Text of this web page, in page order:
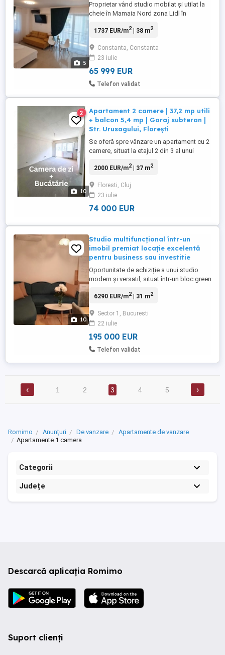
5
Proprietar vând studio mobilat și utilat la
cheie în Mamaia Nord zona Lidl în
bloc nou construit - lift - etajul 2 - vedere
posibilitate loc de parcare - capacitate de
cazare 4 adulți - pat matrimonial și
canapea extensibilă - ...
1737 EUR/m2| 38 m2
Constanta, Constanta
23 iulie
65 999 EUR
Telefon validat
10
2
Apartament 2 camere | 37,2 mp utili
+ balcon 5,4 mp | Garaj subteran |
Str. Urusagului, Florești
Se oferă spre vânzare un apartament cu 2
camere, situat la etajul 2 din 3 al unui
Urusagului, zona viitorului metrou capăt
către principalele puncte de interes si
pădure. Apartamentul are o suprafață utilă
de 37,2 mp, ...
2000 EUR/m2| 37 m2
Floresti, Cluj
23 iulie
74 000 EUR
10
Studio multifuncțional într-un
imobil premiat locație excelentă
pentru business sau investitie
Oportunitate de achiziție a unui studio
modern și versatil, situat într-un bloc green
facil și vizibilitate foarte bună. Spațiul este
cabinet de psihologie, coaching, terapii,
birou pentru profesii liberale sau orice ...
6290 EUR/m2| 31 m2
Sector 1, Bucuresti
22 iulie
195 000 EUR
Telefon validat
‹ 1 2 3 4 5 ›
Romimo Anunțuri De vanzare
Apartamente de vanzare
Apartamente 1 camera
Categorii
Județe
Descarcă aplicația Romimo
Suport clienți